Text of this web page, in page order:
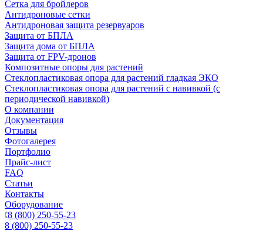
Сетка для бройлеров
Антидроновые сетки
Антидроновая защита резервуаров
Защита от БПЛА
Защита дома от БПЛА
Защита от FPV-дронов
Композитные опоры для растений
Стеклопластиковая опора для растений гладкая ЭКО
Стеклопластиковая опора для растений с навивкой (с
периодической навивкой)
О компании
Документация
Отзывы
Фотогалерея
Портфолио
Прайс-лист
FAQ
Статьи
Контакты
Оборудование
8 (800) 250-55-23
8 (800) 250-55-23